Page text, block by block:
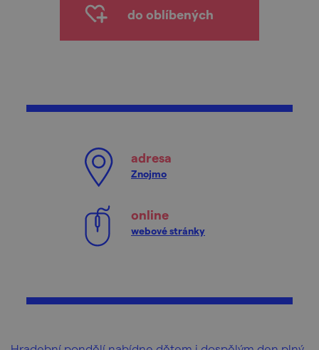
do oblíbených
adresa
Znojmo
online
webové stránky